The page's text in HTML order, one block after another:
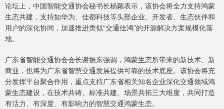
论坛上，中国智能交通协会秘书长杨颖表示，该协会将全力支持鸿蒙
生态共建，支持如华为、佳都科技等头部企业、开发者、生态伙伴和
用户的深化协同，加速推进类似“交通佳鸿”的开源解决方案规模化落
地。
广东省智能交通协会会长谢振东强调，鸿蒙生态所带来的新技术、新
商业，也将为广东省智慧交通发展提供可靠的技术底座。该协会将充
分发挥平台聚合作用，重点支持广东省相关知名企业深化交通领域鸿
蒙生态建设，在技术共铸、标准共建、场景共拓三大维度，共同打造
有活力、有深度、有影响力的智慧交通鸿蒙生态。